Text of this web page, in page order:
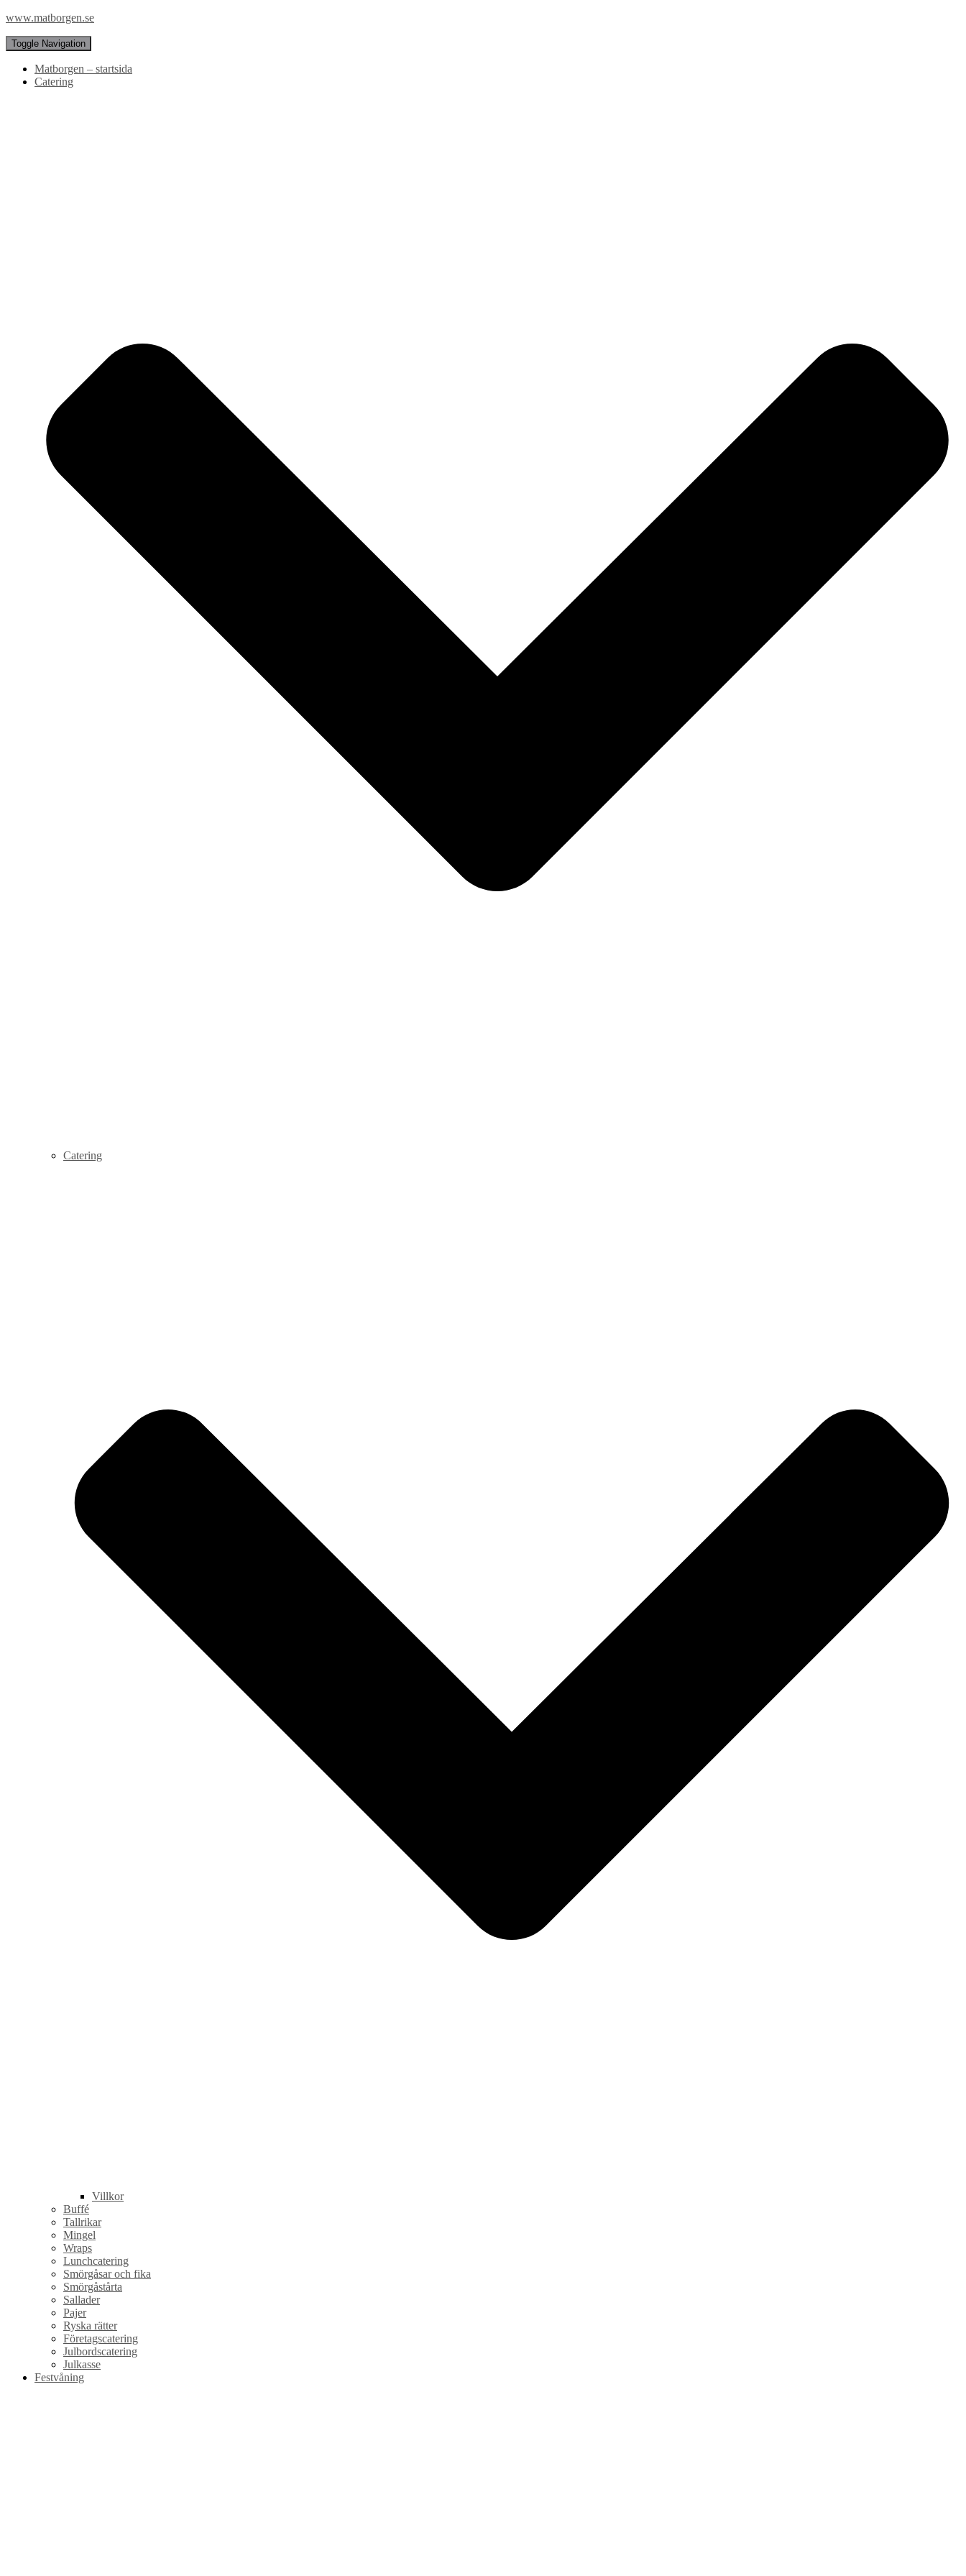
www.matborgen.se
Toggle Navigation
Matborgen – startsida
Catering
Catering
Villkor
Buffé
Tallrikar
Mingel
Wraps
Lunchcatering
Smörgåsar och fika
Smörgåstårta
Sallader
Pajer
Ryska rätter
Företagscatering
Julbordscatering
Julkasse
Festvåning